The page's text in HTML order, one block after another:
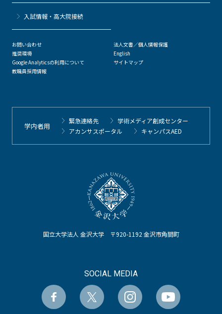
国立大学法人 金沢大学 〒920-1192 金沢市角間町
SOCIAL MEDIA
⼊試情報・高大院接続
お問い合わせ
推奨環境
Google Analyticsの利用について
教職員採用情報
法人文書／個人情報保護
English
サイトマップ
学内者用
緊急連絡先
学術メディア創成センター
アカンサスポータル
キャンパスAED